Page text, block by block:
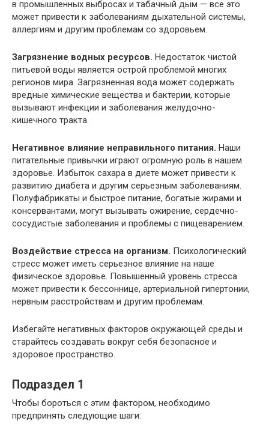
в промышленных выбросах и табачный дым — все это
может привести к заболеваниям дыхательной системы,
аллергиям и другим проблемам со здоровьем.
Загрязнение водных ресурсов. Недостаток чистой
питьевой воды является острой проблемой многих
регионов мира. Загрязненная вода может содержать
вредные химические вещества и бактерии, которые
вызывают инфекции и заболевания желудочно-
кишечного тракта.
Негативное влияние неправильного питания. Наши
питательные привычки играют огромную роль в нашем
здоровье. Избыток сахара в диете может привести к
развитию диабета и другим серьезным заболеваниям.
Полуфабрикаты и быстрое питание, богатые жирами и
консервантами, могут вызывать ожирение, сердечно-
сосудистые заболевания и проблемы с пищеварением.
Воздействие стресса на организм. Психологический
стресс может иметь серьезное влияние на наше
физическое здоровье. Повышенный уровень стресса
может привести к бессоннице, артериальной гипертонии,
нервным расстройствам и другим проблемам.
Избегайте негативных факторов окружающей среды и
старайтесь создавать вокруг себя безопасное и
здоровое пространство.
Подраздел 1
Чтобы бороться с этим фактором, необходимо
предпринять следующие шаги: